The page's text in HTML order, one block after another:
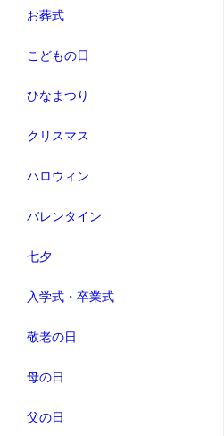
お葬式
こどもの日
ひなまつり
クリスマス
ハロウィン
バレンタイン
七夕
入学式・卒業式
敬老の日
母の日
父の日